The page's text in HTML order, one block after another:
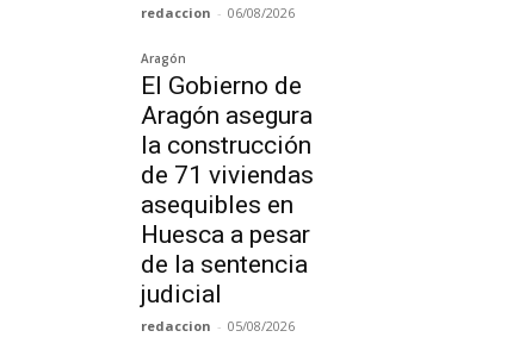
redaccion - 06/08/2026
Aragón
El Gobierno de
Aragón asegura
la construcción
de 71 viviendas
asequibles en
Huesca a pesar
de la sentencia
judicial
redaccion - 05/08/2026